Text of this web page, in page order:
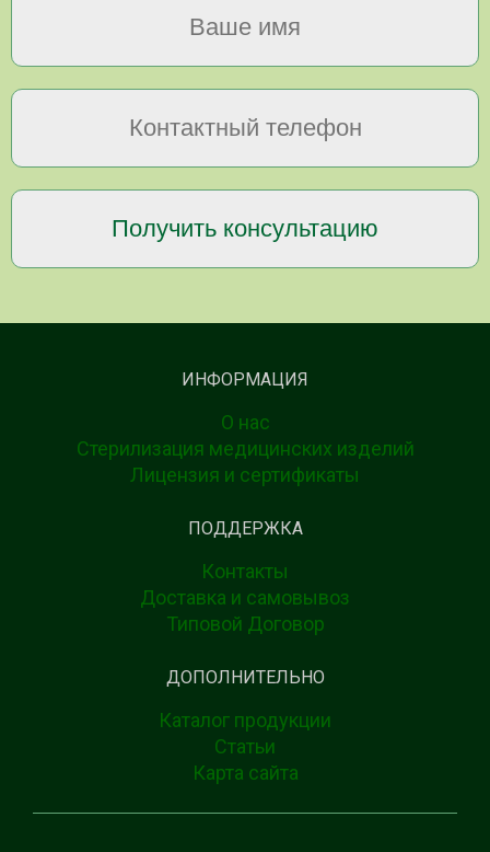
ИНФОРМАЦИЯ
О нас
Стерилизация медицинских изделий
Лицензия и сертификаты
ПОДДЕРЖКА
Контакты
Доставка и самовывоз
Типовой Договор
ДОПОЛНИТЕЛЬНО
Каталог продукции
Статьи
Карта сайта